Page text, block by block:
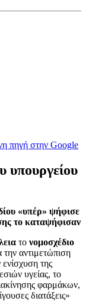
πηγή στην Google
υπουργείου
«υπέρ» ψήφισε
το καταψήφισαν
το νομοσχέδιο
την αντιμετώπιση
της
υγείας, το
φαρμάκων,
διατάξεις»